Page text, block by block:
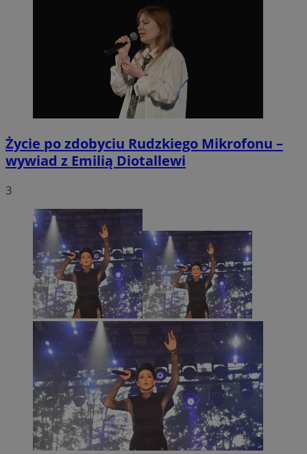
Życie po zdobyciu Rudzkiego Mikrofonu –
wywiad z Emilią Diotallewi
3